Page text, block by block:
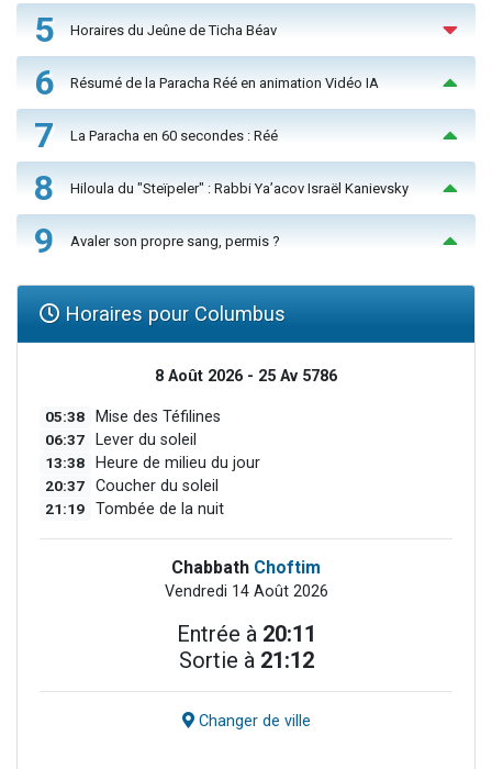
5 Horaires du Jeûne de Ticha Béav
6 Résumé de la Paracha Réé en animation Vidéo IA
7 La Paracha en 60 secondes : Réé
8 Hiloula du "Steïpeler" : Rabbi Ya’acov Israël Kanievsky
9 Avaler son propre sang, permis ?
Horaires pour Columbus
8 Août 2026 - 25 Av 5786
05:38 Mise des Téfilines
06:37 Lever du soleil
13:38 Heure de milieu du jour
20:37 Coucher du soleil
21:19 Tombée de la nuit
Chabbath Choftim
Vendredi 14 Août 2026
Entrée à 20:11
Sortie à 21:12
Changer de ville